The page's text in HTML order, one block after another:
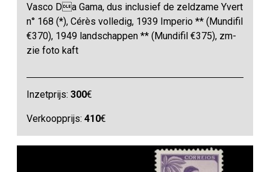
Vasco Da Gama, dus inclusief de zeldzame Yvert
n° 168 (*), Cérès volledig, 1939 Imperio ** (Mundifil
€370), 1949 landschappen ** (Mundifil €375), zm-
zie foto kaft
Inzetprijs:300€
Verkoopprijs:410€